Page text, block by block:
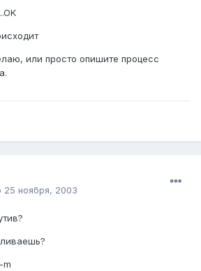
или просто опишите процесс
25 ноября, 2003
m